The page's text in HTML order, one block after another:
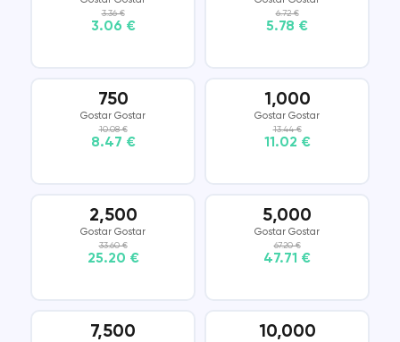
3.36 €
3.06 €
6.72 €
5.78 €
750
Gostar Gostar
10.08 €
8.47 €
1,000
Gostar Gostar
13.44 €
11.02 €
2,500
Gostar Gostar
33.60 €
25.20 €
5,000
Gostar Gostar
67.20 €
47.71 €
7,500 10,000